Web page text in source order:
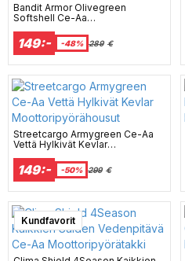
Bandit Armor Olivegreen
Softshell Ce-Aa
149:- -48% 289 €
Streetcargo Armygreen Ce-Aa
Vettä Hylkivät Kevlar
Moottoripyörähousut
149:- -50% 299 €
Super sale
Kundfavorit